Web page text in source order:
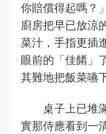
你賠償得起嗎？
廚房把早已放涼
菜汁，手指更插
眼前的「佳餚」
其難地把飯菜嚥
桌子上已堆
實那侍應看到一